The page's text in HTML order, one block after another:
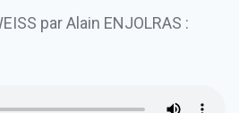
par Alain ENJOLRAS :